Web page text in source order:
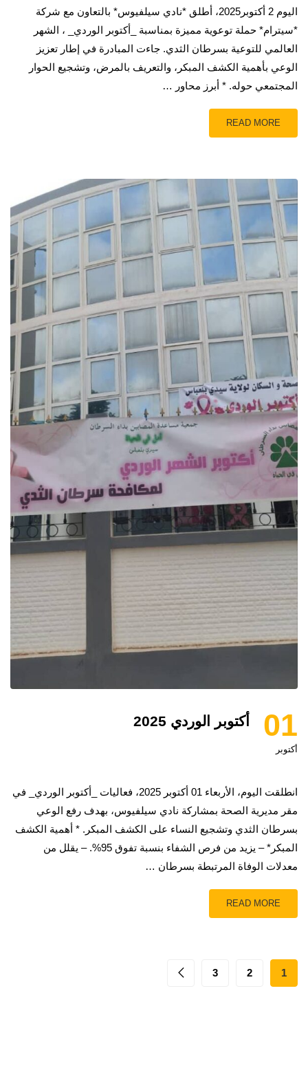
اليوم 2 أكتوبر2025، أطلق *نادي سيلفيوس* بالتعاون مع شركة
*سيترام* حملة توعوية مميزة بمناسبة _أكتوبر الوردي_ ، الشهر
العالمي للتوعية بسرطان الثدي. جاءت المبادرة في إطار تعزيز
الوعي بأهمية الكشف المبكر، والتعريف بالمرض، وتشجيع الحوار
المجتمعي حوله. * أبرز محاور …
READ MORE
01
أكتوبر
أكتوبر الوردي 2025‎
انطلقت اليوم، الأربعاء 01 أكتوبر 2025، فعاليات _أكتوبر الوردي_ في
مقر مديرية الصحة بمشاركة نادي سيلفيوس، بهدف رفع الوعي
بسرطان الثدي وتشجيع النساء على الكشف المبكر. * أهمية الكشف
المبكر* – يزيد من فرص الشفاء بنسبة تفوق 95%. – يقلل من
معدلات الوفاة المرتبطة بسرطان …
READ MORE
1
2
3